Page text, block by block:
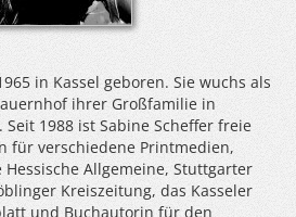
in Kassel geboren. Sie wuchs als
ihrer Großfamilie in
1988 ist Sabine Scheffer freie
für verschiedene Printmedien,
Allgemeine, Stuttgarter
Kreiszeitung, das Kasseler
und Buchautorin für den